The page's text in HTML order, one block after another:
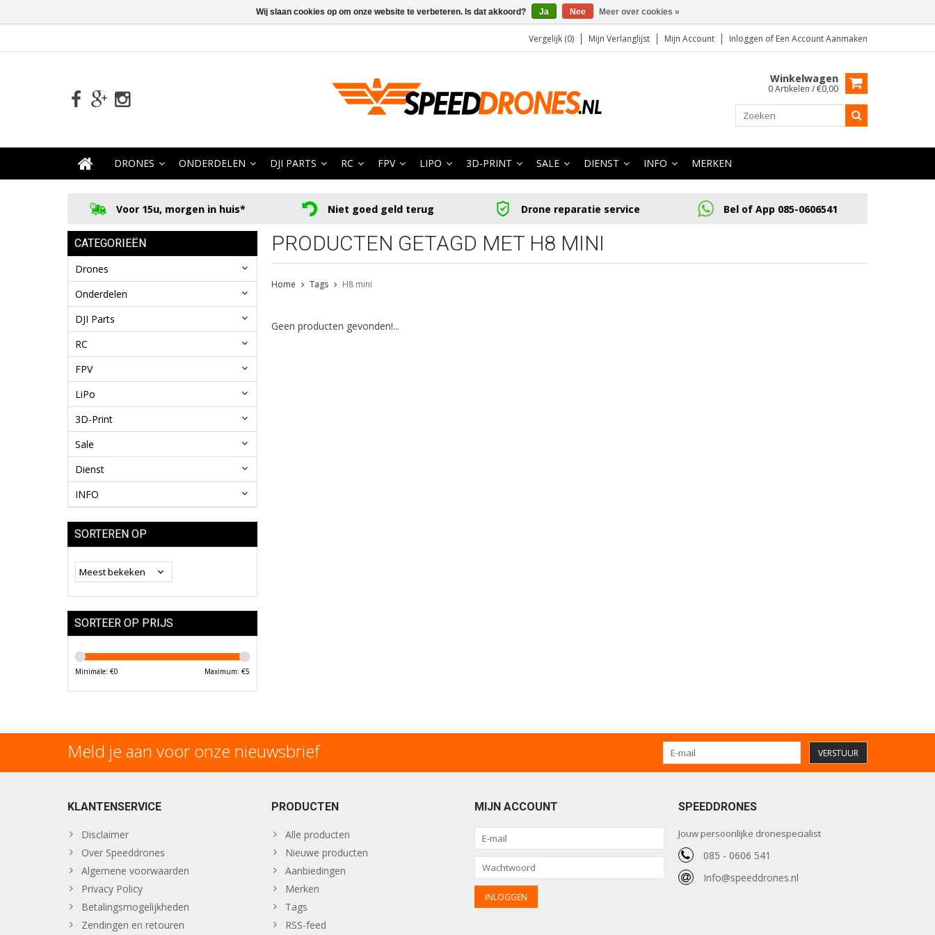
Vergelijk (0) Mijn Verlanglijst Mijn Account Inloggen of Een Account Aanmaken
Winkelwagen
0 Artikelen / €0,00
DRONES ONDERDELEN DJI PARTS RC FPV LIPO 3D-PRINT SALE DIENST INFO MERKEN
Voor 15u, morgen in huis* Niet goed geld terug Drone reparatie service Bel of App 085-0606541
CATEGORIEËN
Drones
Onderdelen
DJI Parts
RC
FPV
LiPo
3D-Print
Sale
Dienst
INFO
SORTEREN OP
SORTEER OP PRIJS
Minimale: €0 Maximum: €5
PRODUCTEN GETAGD MET H8 MINI
Home Tags H8 mini
Geen producten gevonden!...
Meld je aan voor onze nieuwsbrief VERSTUUR
KLANTENSERVICE
Disclaimer
Over Speeddrones
Algemene voorwaarden
Privacy Policy
Betalingsmogelijkheden
Zendingen en retouren
PRODUCTEN
Alle producten
Nieuwe producten
Aanbiedingen
Merken
Tags
RSS-feed
MIJN ACCOUNT SPEEDDRONES
Jouw persoonlijke dronespecialist
085 - 0606 541
Info@speeddrones.nl
Wij slaan cookies op om onze website te verbeteren. Is dat akkoord? Ja Nee Meer over cookies »